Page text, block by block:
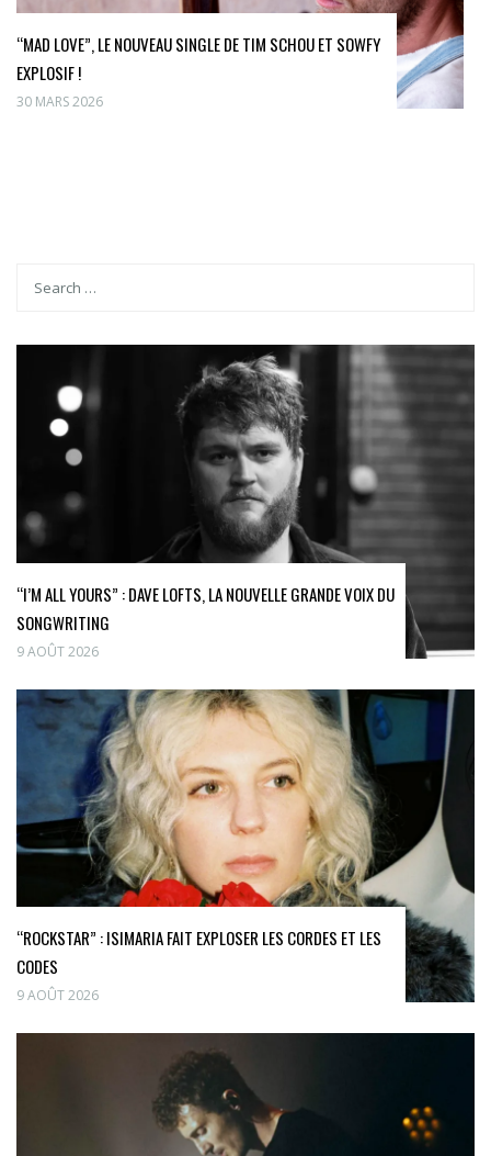
“MAD LOVE”, LE NOUVEAU SINGLE DE TIM SCHOU ET SOWFY
EXPLOSIF !
30 MARS 2026
“I’M ALL YOURS” : DAVE LOFTS, LA NOUVELLE GRANDE VOIX DU
SONGWRITING
9 AOÛT 2026
“ROCKSTAR” : ISIMARIA FAIT EXPLOSER LES CORDES ET LES
CODES
9 AOÛT 2026